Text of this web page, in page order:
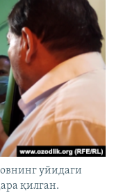
уйидаги
қилган.